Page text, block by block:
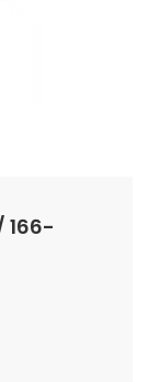
166-